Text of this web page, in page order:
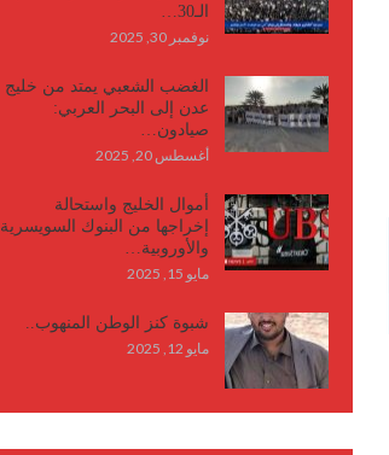
الـ30…
نوفمبر 30, 2025
الغضب الشعبي يمتد من خليج
عدن إلى البحر العربي:
صيادون…
أغسطس 20, 2025
أموال الخليج واستحالة
إخراجها من البنوك السويسرية
والأوروبية…
مايو 15, 2025
شبوة كنز الوطن المنهوب..
مايو 12, 2025